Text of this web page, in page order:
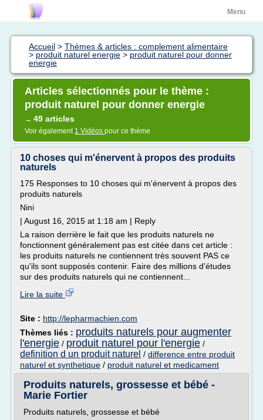
Menu
Accueil > Thèmes & articles : complement alimentaire
> produit naturel energie > produit naturel pour donner
energie
Articles sélectionnés pour le thème :
produit naturel pour donner energie
→ 49 articles
Voir également 1 Vidéos pour ce thème
10 choses qui m'énervent à propos des produits
naturels
175 Responses to 10 choses qui m'énervent à propos des
produits naturels
Nini
| August 16, 2015 at 1:18 am | Reply
La raison derrière le fait que les produits naturels ne
fonctionnent généralement pas est citée dans cet article :
les produits naturels ne contiennent très souvent PAS ce
qu'ils sont supposés contenir. Faire des millions d'études
sur des produits naturels qui ne contiennent...
Lire la suite
Site : http://lepharmachien.com
Thèmes liés : produits naturels pour augmenter
l'energie / produit naturel pour l'energie /
definition d un produit naturel / difference entre produit
naturel et synthetique / produit naturel et medicament
Produits naturels, grossesse et bébé -
Marie Fortier
Produits naturels, grossesse et bébé